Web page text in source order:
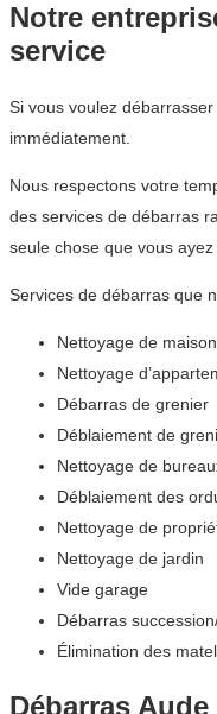
Notre
service
Si vous voulez
immédiatement.
Nous respectons votre
des services de débarras
seule chose que vous
Services de débarras que
Nettoyage de maison
Nettoyage
Débarras de grenier
Déblaiement de
Nettoyage de
Déblaiement des
Nettoyage de
Nettoyage de jardin
Vide garage
Débarras
Élimination des
Débarras Aude